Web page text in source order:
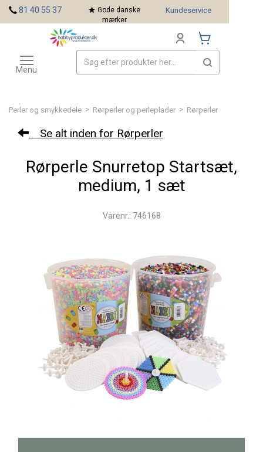
Perler og smykkedele > Rørperler og perleplader > Rørperler
Se alt inden for Rørperler
Rørperle Snurretop Startsæt,
medium, 1 sæt
Varenr.: 746168
81 40 55 37
Gode danske
mærker
Kundeservice
Toggle
navigation
Menu
Mærker